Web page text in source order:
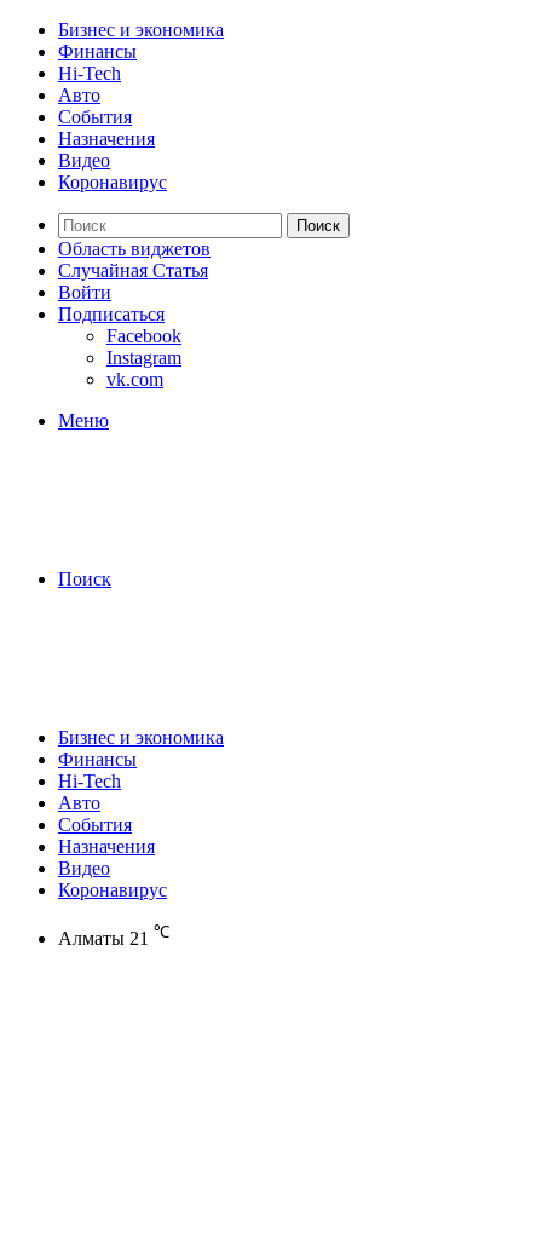
Бизнес и экономика
Финансы
Hi-Tech
Авто
События
Назначения
Видео
Коронавирус
Поиск
Область виджетов
Случайная Статья
Войти
Подписаться
Facebook
Instagram
vk.com
Меню
Поиск
Бизнес и экономика
Финансы
Hi-Tech
Авто
События
Назначения
Видео
Коронавирус
Алматы 21 ℃